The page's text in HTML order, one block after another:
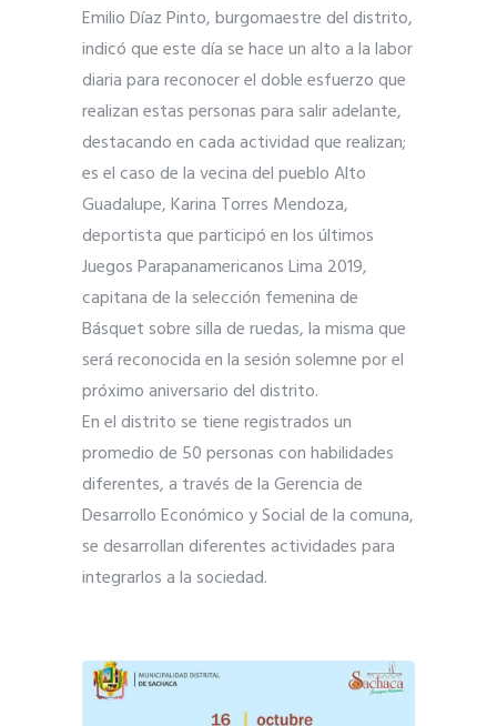
Emilio Díaz Pinto, burgomaestre del distrito,
indicó que este día se hace un alto a la labor
diaria para reconocer el doble esfuerzo que
realizan estas personas para salir adelante,
destacando en cada actividad que realizan;
es el caso de la vecina del pueblo Alto
Guadalupe, Karina Torres Mendoza,
deportista que participó en los últimos
Juegos Parapanamericanos Lima 2019,
capitana de la selección femenina de
Básquet sobre silla de ruedas, la misma que
será reconocida en la sesión solemne por el
próximo aniversario del distrito.
En el distrito se tiene registrados un
promedio de 50 personas con habilidades
diferentes, a través de la Gerencia de
Desarrollo Económico y Social de la comuna,
se desarrollan diferentes actividades para
integrarlos a la sociedad.